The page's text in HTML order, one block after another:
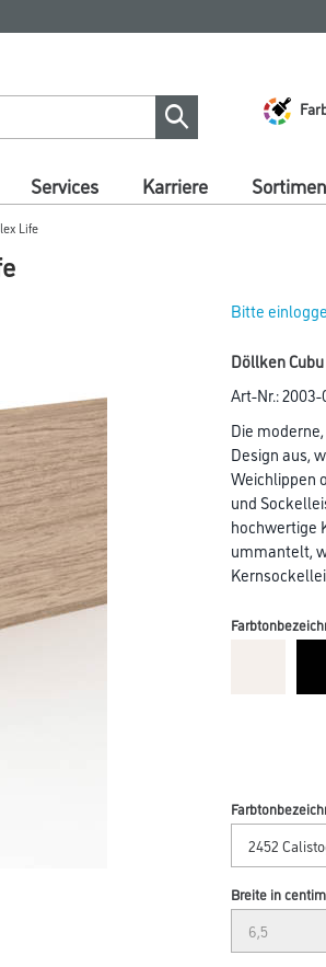
Services Karriere
Life
Bitte
Döllken
Art-Nr.:2003-
Die
Design aus,
Weichlippen
und
hochwertige
ummantelt,
Breite in